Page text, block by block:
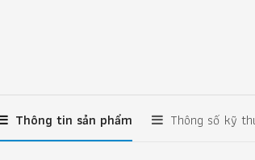
Thông tin sản phẩm Thông số kỹ